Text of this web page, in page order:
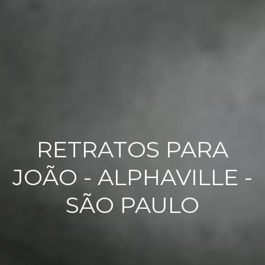
RETRATOS PARA
JOÃO - ALPHAVILLE -
SÃO PAULO